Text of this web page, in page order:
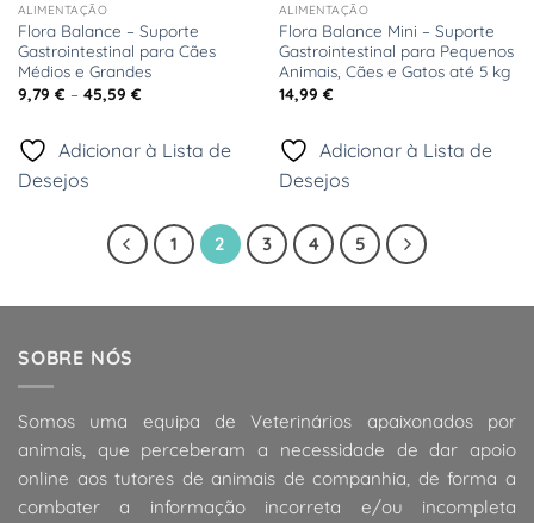
ALIMENTAÇÃO
Flora Balance – Suporte
Gastrointestinal para Cães
Médios e Grandes
9,79 € – 45,59 €Price
45,59 €
Adicionar à Lista de
Desejos
ALIMENTAÇÃO
Flora Balance Mini – Suporte
Gastrointestinal para Pequenos
Animais, Cães e Gatos até 5 kg
14,99 €
Adicionar à Lista de
Desejos
1 2 3 4 5
SOBRE NÓS
Somos uma equipa de Veterinários apaixonados por
animais, que perceberam a necessidade de dar apoio
online aos tutores de animais de companhia, de forma a
combater a informação incorreta e/ou incompleta